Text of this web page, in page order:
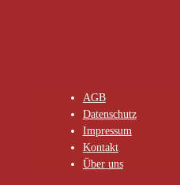
AGB
Datenschutz
Impressum
Kontakt
Über uns